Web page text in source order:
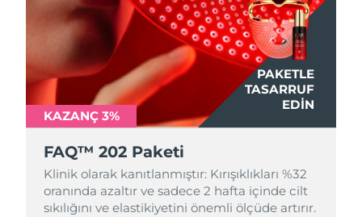
PAKETLE
TASARRUF
EDIN
KAZANÇ 3%
FAQ™ 202 Paketi
Klinik olarak kanıtlanmıştır: Kırışıklıkları %32
oranında azaltır ve sadece 2 hafta içinde cilt
sıkılığını ve elastikiyetini önemli ölçüde artırır.
Çin Makao ÖİB Tahmini teslim tarihi10/8/26
Malezya Tahmini teslim tarihi11/8/26
Malta Tahmini teslim tarihi8/8/26
Meksika
Monako Tahmini teslim tarihi9/8/26